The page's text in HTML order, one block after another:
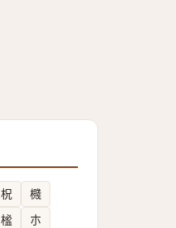
柷
㰄
榓 朩